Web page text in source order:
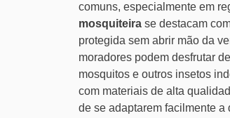
comuns, especialmente em
mosquiteira se destacam
protegida sem abrir mão da
moradores podem desfrutar
mosquitos e outros insetos
com materiais de alta
de se adaptarem facilmente